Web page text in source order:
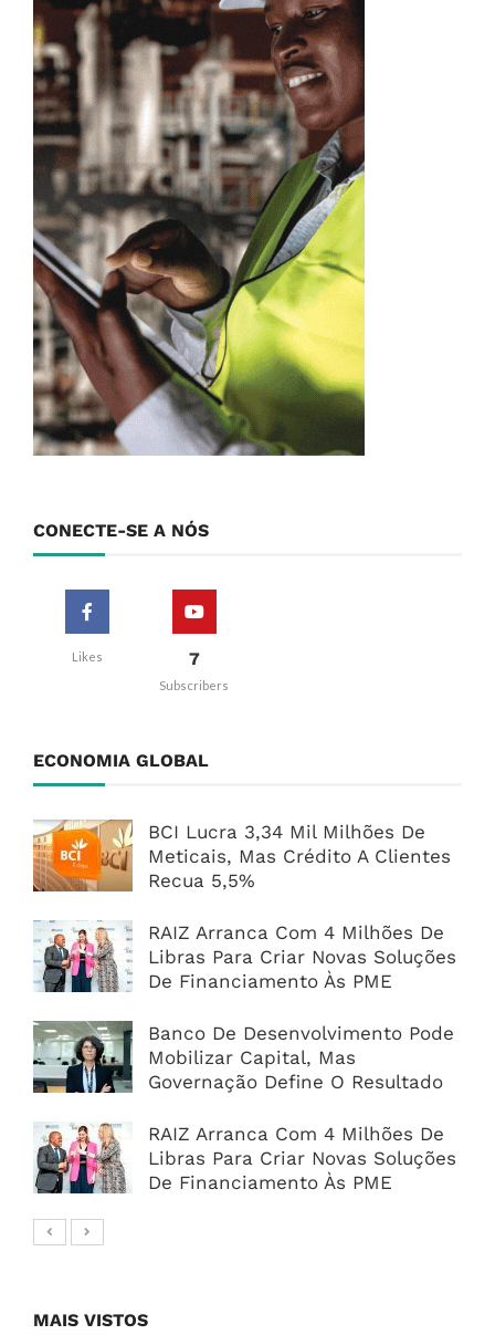
CONECTE-SE A NÓS
Likes 7
Subscribers
ECONOMIA GLOBAL
BCI Lucra 3,34 Mil Milhões De
Meticais, Mas Crédito A Clientes
Recua 5,5%
RAIZ Arranca Com 4 Milhões De
Libras Para Criar Novas Soluções
De Financiamento Às PME
Banco De Desenvolvimento Pode
Mobilizar Capital, Mas
Governação Define O Resultado
RAIZ Arranca Com 4 Milhões De
Libras Para Criar Novas Soluções
De Financiamento Às PME
MAIS VISTOS